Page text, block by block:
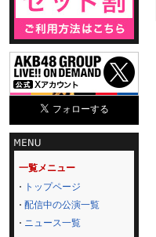
一覧メニュー
トップページ
配信中の公演一覧
ニュース一覧